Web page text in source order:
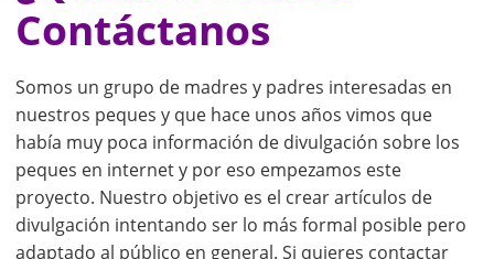
Contáctanos
Somos un grupo de madres y padres interesadas en
nuestros peques y que hace unos años vimos que
había muy poca información de divulgación sobre los
peques en internet y por eso empezamos este
proyecto. Nuestro objetivo es el crear artículos de
divulgación intentando ser lo más formal posible pero
adaptado al público en general. Si quieres contactar